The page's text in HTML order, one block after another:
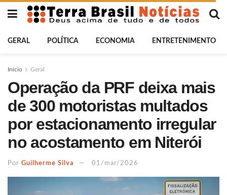
GERAL POLÍTICA ECONOMIA ENTRETENIMENTO
Início Geral
Operação da PRF deixa mais
de 300 motoristas multados
por estacionamento irregular
no acostamento em Niterói
Por Guilherme Silva 01/mar/2026